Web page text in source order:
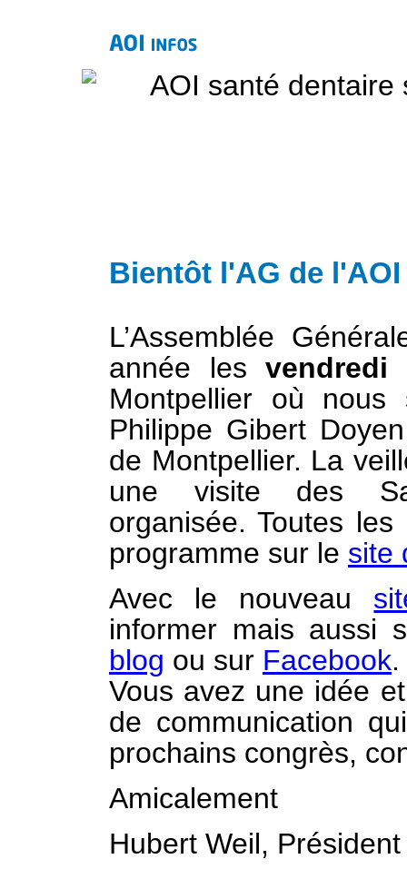
Bientôt l'AG de l'AOI
L’Assemblée
année les
Montpellier où
Philippe Gibert
de Montpellier. La
une visite des
organisée. Toutes
programme sur le site
Avec le nouveau
informer mais aussi
blog ou sur Facebook.
Vous avez une idée
de communication
prochains congrès,
Amicalement
Hubert Weil, Président